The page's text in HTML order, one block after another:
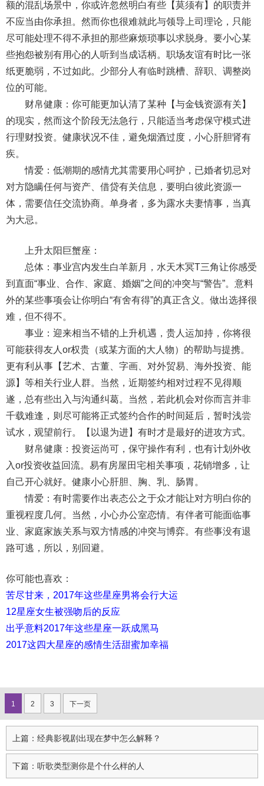
额的混乱场景中，你或许忽然明白有些【莫须有】的职责并
不应当由你承担。然而你也很难就此与领导上司理论，只能
尽可能处理不得不承担的那些麻烦琐事以求脱身。要小心某
些抱怨被别有用心的人听到当成话柄。职场友谊有时比一张
纸更脆弱，不过如此。少部分人有临时跳槽、辞职、调整岗
位的可能。
财帛健康：你可能更加认清了某种【与金钱资源有关】
的现实，然而这个阶段无法急行，只能适当考虑保守模式进
行理财投资。健康状况不佳，避免烟酒过度，小心肝胆肾有
疾。
情爱：低潮期的感情尤其需要用心呵护，已婚者切忌对
对方隐瞒任何与资产、借贷有关信息，要明白彼此资源一
体，需要信任交流协商。单身者，多为露水夫妻情事，当真
为大忌。
上升太阳巨蟹座：
总体：事业宫内发生白羊新月，水天木冥T三角让你感受
到直面“事业、合作、家庭、婚姻”之间的冲突与“警告”。意料
外的某些事项会让你明白“有舍有得”的真正含义。做出选择很
难，但不得不。
事业：迎来相当不错的上升机遇，贵人运加持，你将很
可能获得友人or权贵（或某方面的大人物）的帮助与提携。
更有利从事【艺术、古董、字画、对外贸易、海外投资、能
源】等相关行业人群。当然，近期签约相对过程不见得顺
遂，总有些出入与沟通纠葛。当然，若此机会对你而言并非
千载难逢，则尽可能将正式签约合作的时间延后，暂时浅尝
试水，观望前行。【以退为进】有时才是最好的进攻方式。
财帛健康：投资运尚可，保守操作有利，也有计划外收
入or投资收益回流。易有房屋田宅相关事项，花销增多，让
自己开心就好。健康小心肝胆、胸、乳、肠胃。
情爱：有时需要作出表态公之于众才能让对方明白你的
重视程度几何。当然，小心办公室恋情。有伴者可能面临事
业、家庭家族关系与双方情感的冲突与博弈。有些事没有退
路可逃，所以，别回避。
你可能也喜欢：
苦尽甘来，2017年这些星座男将会行大运
12星座女生被强吻后的反应
出乎意料2017年这些星座一跃成黑马
2017这四大星座的感情生活甜蜜加幸福
1 2 3 下一页
上篇：经典影视剧出现在梦中怎么解释？
下篇：听歌类型测你是个什么样的人